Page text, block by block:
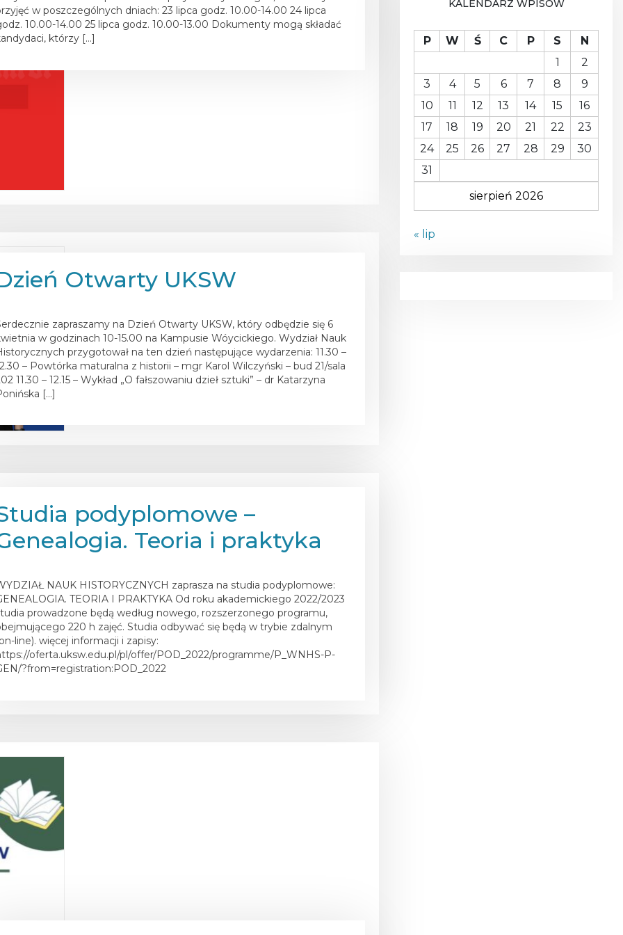
w poszczególnych dniach: 23 lipca godz. 10.00-14.00 24 lipca
10.00-14.00 25 lipca godz. 10.00-13.00 Dokumenty mogą składać
którzy […]
Otwarty UKSW
zapraszamy na Dzień Otwarty UKSW, który odbędzie się 6
w godzinach 10-15.00 na Kampusie Wóycickiego. Wydział Nauk
przygotował na ten dzień następujące wydarzenia: 11.30 –
– Powtórka maturalna z historii – mgr Karol Wilczyński – bud 21/sala
11.30 – 12.15 – Wykład „O fałszowaniu dzieł sztuki” – dr Katarzyna
[…]
podyplomowe –
Teoria i praktyka
NAUK HISTORYCZNYCH zaprasza na studia podyplomowe:
TEORIA I PRAKTYKA Od roku akademickiego 2022/2023
prowadzone będą według nowego, rozszerzonego programu,
220 h zajęć. Studia odbywać się będą w trybie zdalnym
line). więcej informacji i zapisy:
oferta.uksw.edu.pl/pl/offer/POD_2022/programme/P_WNHS-P-
?from=registration:POD_2022
KALENDARZ WPISÓW
sierpień 2026
P W Ś C P S
N
1
2
3
4 5 6 7 8
9
10
11 12 13 14 15
16
17
18 19 20 21 22
23
24
25 26 27 28 29
30
31
« lip